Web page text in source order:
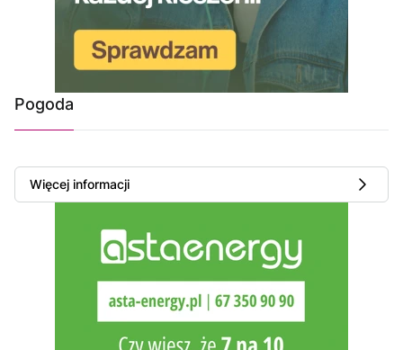
Pogoda
Więcej informacji